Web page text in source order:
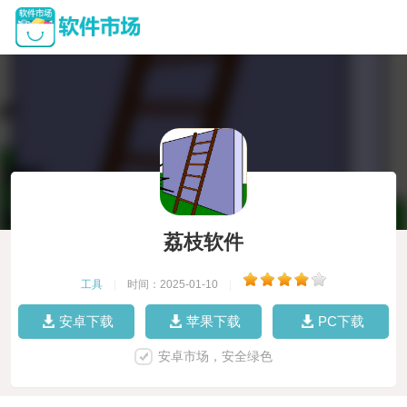
荔枝软件
工具 时间：2025-01-10
安卓下载 苹果下载 PC下载
安卓市场，安全绿色